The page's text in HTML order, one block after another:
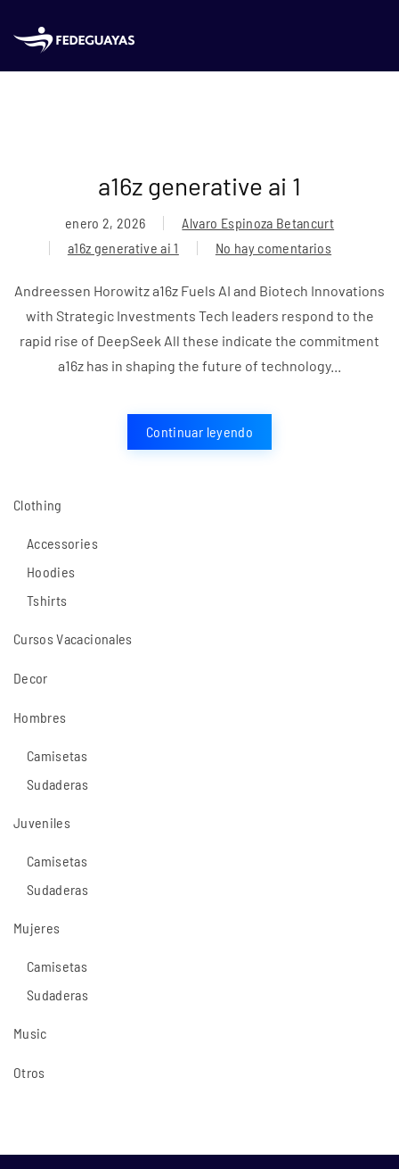
Skip to main content
a16z generative ai 1
enero 2, 2026
Alvaro Espinoza Betancurt
a16z generative ai 1
No hay comentarios
en
a16z
generative
ai
1
Andreessen Horowitz a16z Fuels AI and Biotech Innovations
with Strategic Investments Tech leaders respond to the
rapid rise of DeepSeek All these indicate the commitment
a16z has in shaping the future of technology...
Continuar leyendo
Clothing
Accessories
Hoodies
Tshirts
Cursos Vacacionales
Decor
Hombres
Camisetas
Sudaderas
Juveniles
Camisetas
Sudaderas
Mujeres
Camisetas
Sudaderas
Music
Otros